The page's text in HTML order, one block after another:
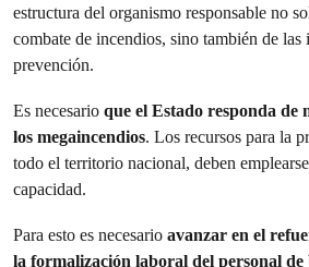
estructura del organismo responsable no
combate de incendios, sino también de las
prevención.
Es necesario que el Estado responda de
los megaincendios. Los recursos para la
todo el territorio nacional, deben
capacidad.
Para esto es necesario avanzar en el
la formalización laboral del personal de